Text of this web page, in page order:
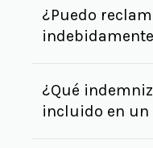
¿Puedo
¿Qué
incluido en un